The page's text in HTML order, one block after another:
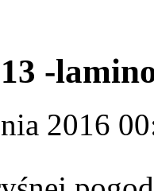
-
2016